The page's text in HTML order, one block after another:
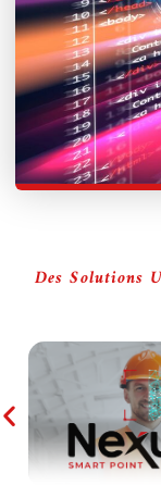
Des Solutions